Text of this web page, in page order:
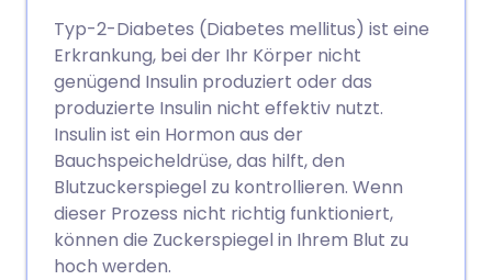
Typ-2-Diabetes (Diabetes mellitus) ist eine
Erkrankung, bei der Ihr Körper nicht
genügend Insulin produziert oder das
produzierte Insulin nicht effektiv nutzt.
Insulin ist ein Hormon aus der
Bauchspeicheldrüse, das hilft, den
Blutzuckerspiegel zu kontrollieren. Wenn
dieser Prozess nicht richtig funktioniert,
können die Zuckerspiegel in Ihrem Blut zu
hoch werden.